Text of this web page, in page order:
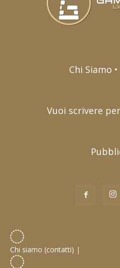
Chi Siamo
Vuoi scrivere
Chi siamo (contatti) |